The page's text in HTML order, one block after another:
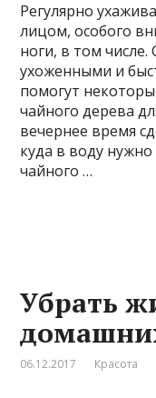
Регулярно
лицом, особого
ноги, в том числе.
ухоженными и
помогут
чайного дерева
вечернее время
куда в воду
чайного …
Убрать
06.12.2017 Красота